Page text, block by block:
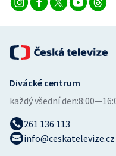
Ostatní
Divácké centrum
každý všední den:
261 136 113
info@ceskatelevize.cz